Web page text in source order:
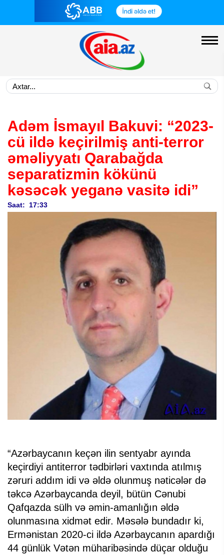
Adəm İsmayıl Bakuvi: “2023-
cü ildə keçirilmiş anti-terror
əməliyyatı Qarabağda
separatizmin kökünü
kəsəcək yeganə vasitə idi”
Saat: 17:33
“Azərbaycanın keçən ilin sentyabr ayında
keçirdiyi antiterror tədbirləri vaxtında atılmış
zəruri addım idi və əldə olunmuş nəticələr də
təkcə Azərbaycanda deyil, bütün Cənubi
Qafqazda sülh və əmin-amanlığın əldə
olunmasına xidmət edir. Məsələ bundadır ki,
Ermənistan 2020-ci ildə Azərbaycanın apardığı
44 günlük Vətən müharibəsində düçar olduğu